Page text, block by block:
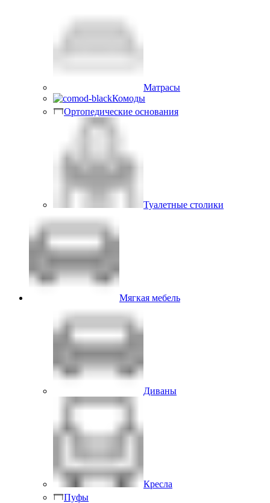
Матрасы
Комоды
Ортопедические основания
Туалетные столики
Мягкая мебель
Диваны
Кресла
Пуфы